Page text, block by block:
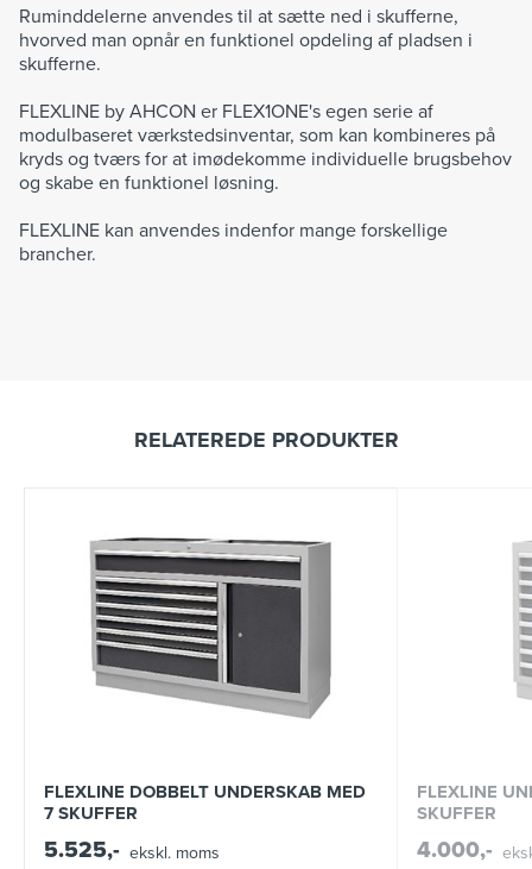
Ruminddelerne anvendes til at sætte ned i skufferne,
hvorved man opnår en funktionel opdeling af pladsen i
skufferne.
FLEXLINE by AHCON er FLEX1ONE's egen serie af
modulbaseret værkstedsinventar, som kan kombineres på
kryds og tværs for at imødekomme individuelle brugsbehov
og skabe en funktionel løsning.
FLEXLINE kan anvendes indenfor mange forskellige
brancher.
RELATEREDE PRODUKTER
FLEXLINE DOBBELT UNDERSKAB MED
7 SKUFFER
5.525,- ekskl. moms
FLEXLINE
SKUFFER
4.000,-